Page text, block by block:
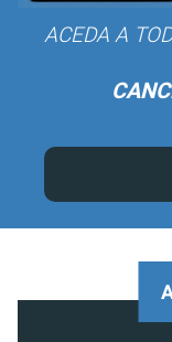
ACEDA A